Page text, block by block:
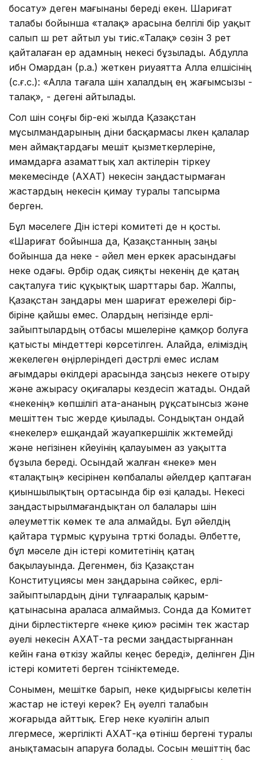
босату» деген мағынаны береді екен. Шариғат
талабы бойынша «талақ» арасына белгілі бір уақыт
салып үш рет айтыл уы тиіс.«Талақ» сөзін 3 рет
қайталаған ер адамның некесі бұзылады. Абдулла
ибн Омардан (р.а.) жеткен риуаятта Алла елшісінің
(с.ғ.с.): «Алла тағала үшін халалдың ең жағымсызы -
талақ», - дегені айтылады.
Сол үшін соңғы бір-екі жылда Қазақстан
мұсылмандарының діни басқармасы үлкен қалалар
мен аймақтардағы мешіт қызметкерлеріне,
имамдарға азаматтық хал актілерін тіркеу
мекемесінде (АХАТ) некесін заңдастырмаған
жастардың некесін қимау туралы тапсырма
берген.
Бұл мәселеге Дін істері комитеті де үн қосты.
«Шариғат бойынша да, Қазақстанның заңы
бойынша да неке - әйел мен еркек арасындағы
неке одағы. Әрбір одақ сияқты некенің де қатаң
сақталуға тиіс құқықтық шарттары бар. Жалпы,
Қазақстан заңдары мен шариғат ережелері бір-
біріне қайшы емес. Олардың негізінде ерлі-
зайыптылардың отбасы мүшелеріне қамқор болуға
қатысты міндеттері көрсетілген. Алайда, еліміздің
жекелеген өңірлеріндегі дәстүрлі емес ислам
ағымдары өкілдері арасында заңсыз некеге отыру
және ажырасу оқиғалары кездесіп жатады. Ондай
«некенің» көпшілігі ата-ананың рұқсатынсыз және
мешіттен тыс жерде қиылады. Сондықтан ондай
«некелер» ешқандай жауапкершілік жүктемейді
және негізінен күйеуінің қалауымен аз уақытта
бұзыла береді. Осындай жалған «неке» мен
«талақтың» кесірінен көпбалалы әйелдер қаптаған
қиыншылықтың ортасында бір өзі қалады. Некесі
заңдастырылмағандықтан ол балалары үшін
әлеуметтік көмек те ала алмайды. Бұл әйелдің
қайтара тұрмыс құруына түрткі болады. Әлбетте,
бұл мәселе дін істері комитетінің қатаң
бақылауында. Дегенмен, біз Қазақстан
Конституциясы мен заңдарына сәйкес, ерлі-
зайыптылардың діни тұлғааралық қарым-
қатынасына араласа алмаймыз. Сонда да Комитет
діни бірлестіктерге «неке қию» рәсімін тек жастар
әуелі некесін АХАТ-та ресми заңдастырғаннан
кейін ғана өткізу жайлы кеңес береді», делінген Дін
істері комитеті берген түсініктемеде.
Сонымен, мешітке барып, неке қидырғысы келетін
жастар не істеуі керек? Ең әуелгі талабын
жоғарыда айттық. Егер неке куәлігін алып
үлгермесе, жергілікті АХАТ-қа өтініш бергені туралы
анықтамасын апаруға болады. Сосын мешіттің бас